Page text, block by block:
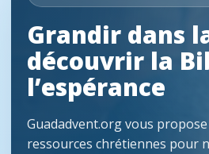
Grandir dans
découvrir la
l’espérance
Guadadvent.org vous
ressources chrétiennes pour